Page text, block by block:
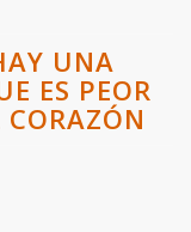
UNA
ES PEOR